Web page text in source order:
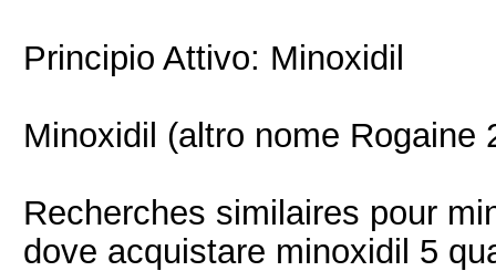
Principio Attivo: Minoxidil
Minoxidil (altro nome
Recherches similaires pour
dove acquistare minoxidil 5